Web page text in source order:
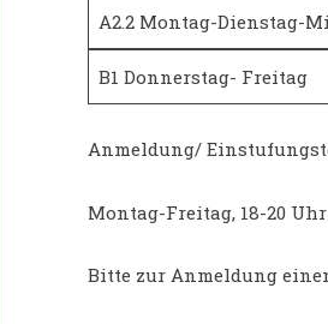
A2.2 Montag-Dienstag-
B1 Donnerstag- Freitag
Anmeldung/
Montag-Freitag, 18-20 Uhr
Bitte zur Anmeldung